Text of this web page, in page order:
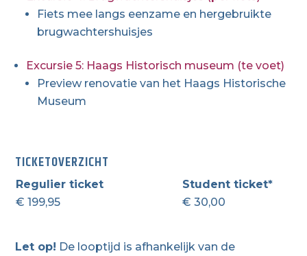
Fiets mee langs eenzame en hergebruikte
brugwachtershuisjes
Excursie 5: Haags Historisch museum (te voet)
Preview renovatie van het Haags Historische
Museum
TICKETOVERZICHT
Regulier ticket
Student ticket*
€ 199,95
€ 30,00
Let op! De looptijd is afhankelijk van de